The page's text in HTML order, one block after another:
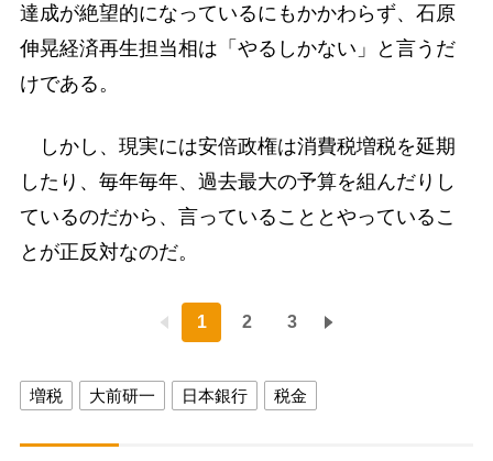
達成が絶望的になっているにもかかわらず、石原
伸晃経済再生担当相は「やるしかない」と言うだ
けである。
しかし、現実には安倍政権は消費税増税を延期
したり、毎年毎年、過去最大の予算を組んだりし
ているのだから、言っていることとやっているこ
とが正反対なのだ。
1 2 3
増税 大前研一 日本銀行 税金